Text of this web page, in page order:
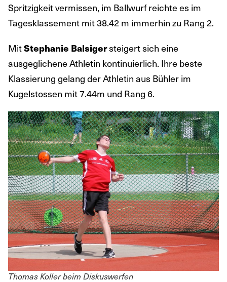
Spritzigkeit vermissen, im Ballwurf reichte es im
Tagesklassement mit 38.42 m immerhin zu Rang 2.
MitStephanie Balsigersteigert sich eine
ausgeglichene Athletin kontinuierlich. Ihre beste
Klassierung gelang der Athletin aus Bühler im
Kugelstossen mit 7.44m und Rang 6.
Thomas Koller beim Diskuswerfen